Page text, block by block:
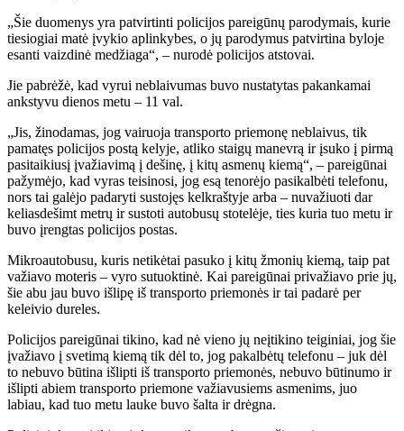
„Šie duomenys yra patvirtinti policijos pareigūnų parodymais, kurie
tiesiogiai matė įvykio aplinkybes, o jų parodymus patvirtina byloje
esanti vaizdinė medžiaga“, – nurodė policijos atstovai.
Jie pabrėžė, kad vyrui neblaivumas buvo nustatytas pakankamai
ankstyvu dienos metu – 11 val.
„Jis, žinodamas, jog vairuoja transporto priemonę neblaivus, tik
pamatęs policijos postą kelyje, atliko staigų manevrą ir įsuko į pirmą
pasitaikiusį įvažiavimą į dešinę, į kitų asmenų kiemą“, – pareigūnai
pažymėjo, kad vyras teisinosi, jog esą tenorėjo pasikalbėti telefonu,
nors tai galėjo padaryti sustojęs kelkraštyje arba – nuvažiuoti dar
keliasdešimt metrų ir sustoti autobusų stotelėje, ties kuria tuo metu ir
buvo įrengtas policijos postas.
Mikroautobusu, kuris netikėtai pasuko į kitų žmonių kiemą, taip pat
važiavo moteris – vyro sutuoktinė. Kai pareigūnai privažiavo prie jų,
šie abu jau buvo išlipę iš transporto priemonės ir tai padarė per
keleivio dureles.
Policijos pareigūnai tikino, kad nė vieno jų neįtikino teiginiai, jog šie
įvažiavo į svetimą kiemą tik dėl to, jog pakalbėtų telefonu – juk dėl
to nebuvo būtina išlipti iš transporto priemonės, nebuvo būtinumo ir
išlipti abiem transporto priemone važiavusiems asmenims, juo
labiau, kad tuo metu lauke buvo šalta ir drėgna.